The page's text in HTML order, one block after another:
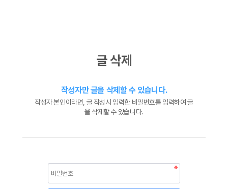
글 삭제
작성자만 글을 삭제할 수 있습니다.
작성자 본인이라면, 글 작성시 입력한 비밀번호를 입력하여 글
을 삭제할 수 있습니다.